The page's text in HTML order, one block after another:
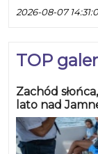
2026-08-07
TOP
Zachód
lato nad